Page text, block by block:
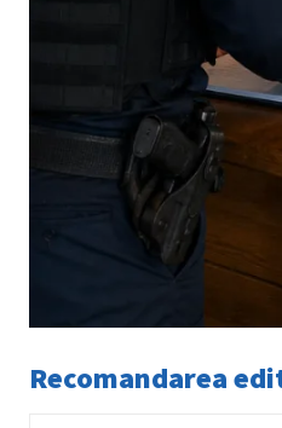
Recomandarea